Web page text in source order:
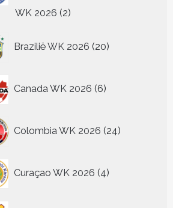
WK 2026 22
Brazilië WK 2026 20
producten
Canada WK 2026 6
producten
Colombia WK 2026 24
producten
Curaçao WK 2026 4
producten